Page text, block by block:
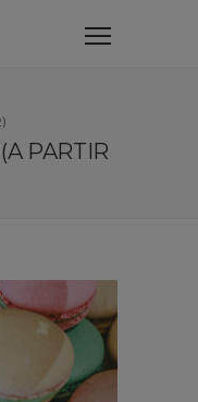
PARTIR